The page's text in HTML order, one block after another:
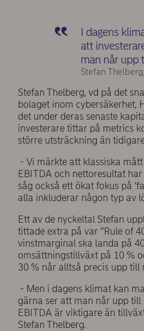
I dagens
att
man når upp
Stefan
Stefan Thelberg, vd på det
bolaget inom cybersäkerhet,
det under deras senaste
investerare tittar på metrics
större utsträckning än
- Vi märkte att klassiska
EBITDA och nettoresultat
såg också ett ökat fokus på
alla inkluderar någon typ av
Ett av de nyckeltal Stefan
tittade extra på var ”Rule of
vinstmarginal ska landa på
omsättningstillväxt på 10 %
30 % når alltså precis upp till
- Men i dagens klimat kan
gärna ser att man når upp
EBITDA är viktigare än
Stefan Thelberg.